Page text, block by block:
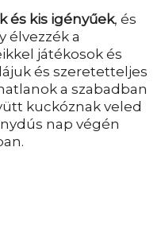
és kis igényűek, és
élvezzék a
játékosok és
és szeretetteljes
a szabadban
kuckóznak veled
nap végén